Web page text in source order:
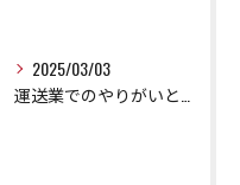
2025/03/03